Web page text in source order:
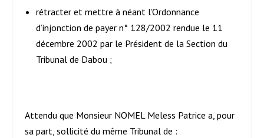
rétracter et mettre à néant l’Ordonnance
d’injonction de payer n° 128/2002 rendue le 11
décembre 2002 par le Président de la Section du
Tribunal de Dabou ;
Attendu que Monsieur NOMEL Meless Patrice a, pour
sa part, sollicité du même Tribunal de :